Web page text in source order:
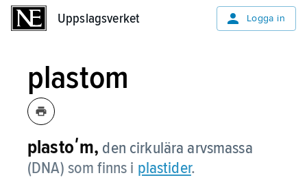
Uppslagsverket Logga in
plastom
plastoʹm, den cirkulära arvsmassa
(DNA) som finns i plastider.